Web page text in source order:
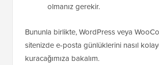
olmanız gerekir.
Bununla birlikte, WordPress veya
sitenizde e-posta günlüklerini nasıl
kuracağımıza bakalım.